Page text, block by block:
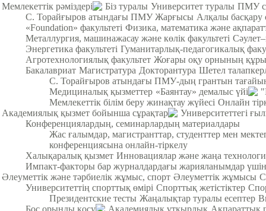
Мемлекеттік рәміздері
Біз туралы Университет туралы ПМУ
С. Торайғыров атындағы ПМУ Жарғысы Алқалы басқару
«Foundation» факультеті Физика, математика және
Металлургия, машинажасау және көлік факультеті
Энергетика факультеті Гуманитарлық-педагогикалық
Агротехнологиялық факультет Жоғары оқу орнының
Бакалавриат Магистратура Докторантура Шетел
С. Торайғыров атындағы ПМУ-дың грантын
Медициналық қызметтер «Баянтау» демалыс үйі
Мемлекеттік білім беру жинақтау жүйесі Онлайн
Академиялық қызмет бойынша сұрақтар
Университеттегі
Конференциялардың, семинарлардың материалдары
Жас ғалымдар, магистранттар, студенттер мен
конференциясына онлайн-тіркелу
Халықаралық қызмет Инновациялар және жаңа
Импакт-факторы бар журналдардағы жарияланымдар үшін
Әлеуметтік және тәрбиелік жұмыс, спорт Әлеуметтік жұмысы
Университеттің спорттық өмірі Спорттық жетістіктер
Президентские тесты Жаңалықтар туралы есептер
Бос орынды қосу
Академиялық ұтқырлық Ақпараттық